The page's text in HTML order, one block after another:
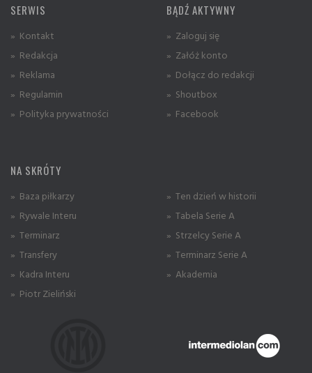
SERWIS
» Kontakt
» Redakcja
» Reklama
» Regulamin
» Polityka prywatności
BĄDŹ AKTYWNY
» Zaloguj się
» Załóż konto
» Dołącz do redakcji
» Shoutbox
» Facebook
NA SKRÓTY
» Baza piłkarzy
» Rywale Interu
» Terminarz
» Transfery
» Kadra Interu
» Piotr Zieliński
» Ten dzień w historii
» Tabela Serie A
» Strzelcy Serie A
» Terminarz Serie A
» Akademia